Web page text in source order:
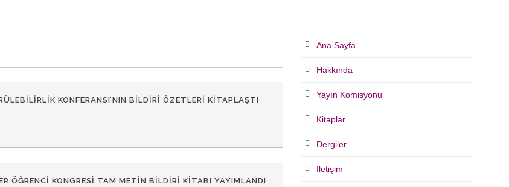
KONFERANSI’NIN BILDIRI ÖZETLERI KITAPLAŞTI
ÖĞRENCI KONGRESI TAM METIN BILDIRI KITABI YAYIMLANDI
Ana Sayfa
Hakkında
Yayın Komisyonu
Kitaplar
Dergiler
İletişim